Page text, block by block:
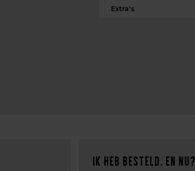
Extra's
Ik heb besteld. En nu?